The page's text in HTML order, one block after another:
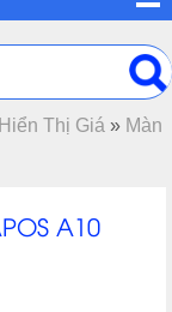
Thị Giá » Màn
A10